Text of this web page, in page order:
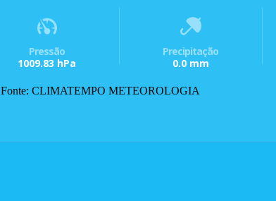
Pressão
1009.83 hPa
Precipitação
0.0 mm
Fonte: CLIMATEMPO METEOROLOGIA